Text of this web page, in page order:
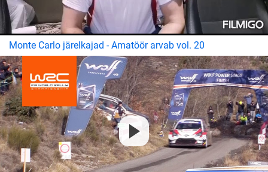
Monte Carlo järelkajad - Amatöör arvab vol. 20